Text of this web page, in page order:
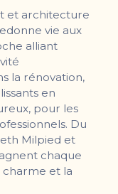
et architecture
vie aux
alliant
la rénovation,
en
pour les
Du
Milpied et
chaque
et la